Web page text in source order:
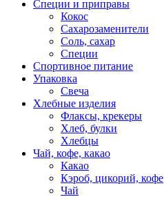
Специи и приправы
Кокос
Сахарозаменители
Соль, сахар
Специи
Спортивное питание
Упаковка
Свеча
Хлебные изделия
Флаксы, крекеры
Хлеб, булки
Хлебцы
Чай, кофе, какао
Какао
Кэроб, цикорий, кофе
Чай